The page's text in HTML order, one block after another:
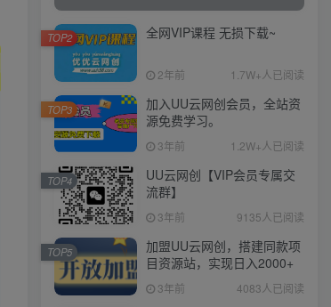
全网VIP课程 无损下载~
2年前 1.7W+人已阅读
TOP2
加入UU云网创会员，全站资
源免费学习。
3年前 1.2W+人已阅读
TOP3
UU云网创【VIP会员专属交
流群】
3年前 9135人已阅读
TOP4
加盟UU云网创，搭建同款项
目资源站，实现日入2000+
3年前 4083人已阅读
TOP5